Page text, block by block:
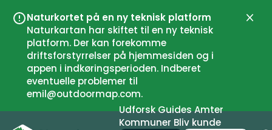
Naturkortet på en ny teknisk platform
Naturkartan har skiftet til en ny teknisk
platform. Der kan forekomme
driftsforstyrrelser på hjemmesiden og i
appen i indkøringsperioden. Indberet
eventuelle problemer til
emil@outdoormap.com.
Luk
UdforskGuidesAmter
Kommuner Bliv kunde